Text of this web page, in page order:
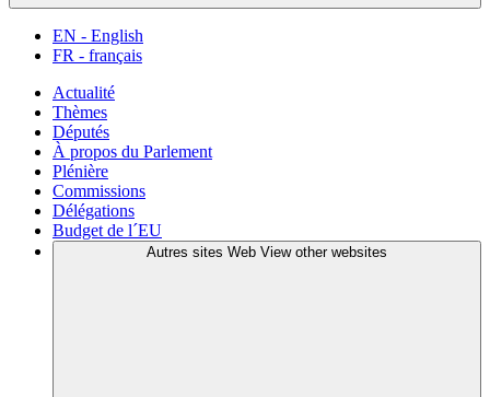
EN - English
FR - français
Actualité
Thèmes
Députés
À propos du Parlement
Plénière
Commissions
Délégations
Budget de l´EU
Autres sites Web View other websites